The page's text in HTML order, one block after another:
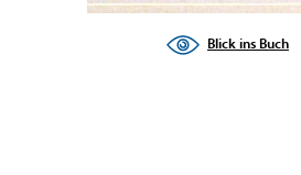
Blick ins Buch